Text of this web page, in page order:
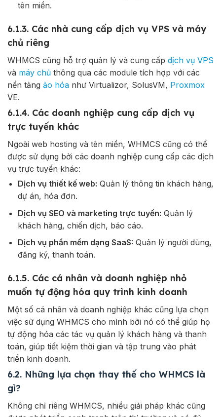
tên miền.
6.1.3. Các nhà cung cấp dịch vụ VPS và máy
chủ riêng
WHMCS cũng hỗ trợ quản lý và cung cấp dịch vụ VPS
và máy chủ thông qua các module tích hợp với các
nền tảng ảo hóa như Virtualizor, SolusVM, Proxmox
VE.
6.1.4. Các doanh nghiệp cung cấp dịch vụ
trực tuyến khác
Ngoài web hosting và tên miền, WHMCS cũng có thể
được sử dụng bởi các doanh nghiệp cung cấp các dịch
vụ trực tuyến khác:
Dịch vụ thiết kế web: Quản lý thông tin khách hàng,
dự án, hóa đơn.
Dịch vụ SEO và marketing trực tuyến: Quản lý
khách hàng, chiến dịch, báo cáo.
Dịch vụ phần mềm dạng SaaS: Quản lý người dùng,
đăng ký, thanh toán.
6.1.5. Các cá nhân và doanh nghiệp nhỏ
muốn tự động hóa quy trình kinh doanh
Một số cá nhân và doanh nghiệp khác cũng lựa chọn
việc sử dụng WHMCS cho mình bởi nó có thể giúp họ
tự động hóa các tác vụ quản lý khách hàng và thanh
toán, giúp tiết kiệm thời gian và tập trung vào phát
triển kinh doanh.
6.2. Những lựa chọn thay thế cho WHMCS là
gì?
Không chỉ riêng WHMCS, nhiều giải pháp khác cũng